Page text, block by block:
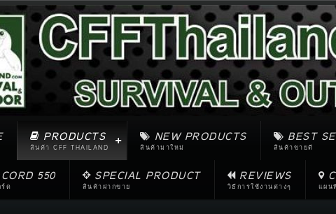
PRODUCTS
สินค้า CFF THAILAND
NEW PRODUCTS
สินค้ามาใหม่
BEST
สินค้าขายดี
550
ร์ด
SPECIAL PRODUCT
สินค้าฝากขาย
REVIEWS
วิธีการใช้งานต่างๆ แผน